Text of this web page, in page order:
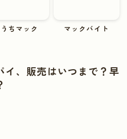
ちマック マックバイト
イ、販売はいつまで？早